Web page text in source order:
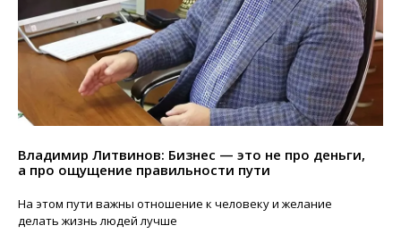
Владимир Литвинов: Бизнес — это не про деньги,
а про ощущение правильности пути
На этом пути важны отношение к человеку и желание
делать жизнь людей лучше